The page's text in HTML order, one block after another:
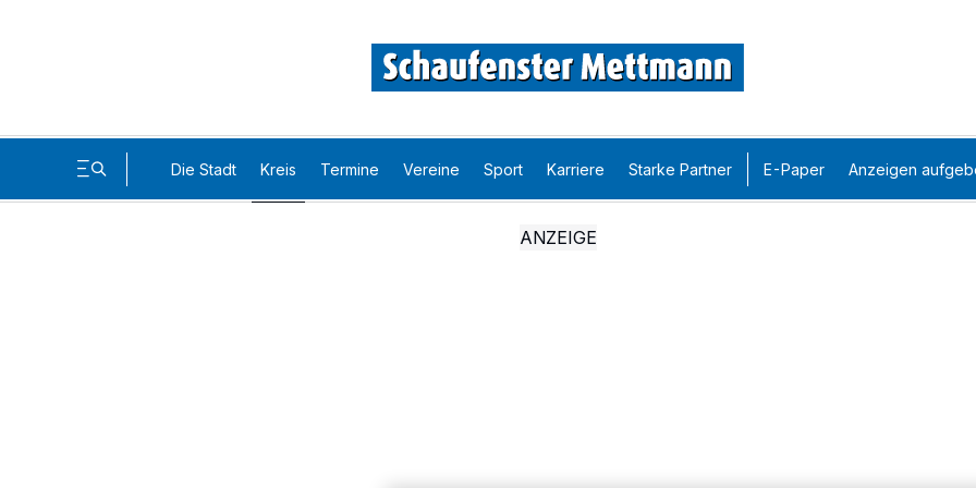
Die Stadt Kreis Termine Vereine Sport Karriere Starke Partner E-Paper Anzeigen